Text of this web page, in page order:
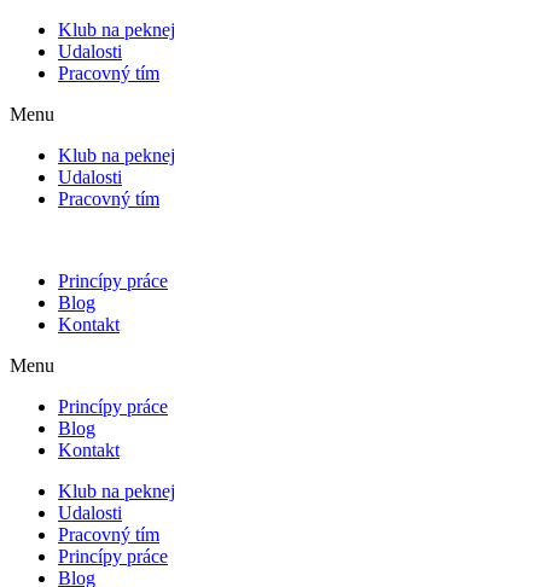
Klub na peknej
Udalosti
Pracovný tím
Menu
Klub na peknej
Udalosti
Pracovný tím
Princípy práce
Blog
Kontakt
Menu
Princípy práce
Blog
Kontakt
Klub na peknej
Udalosti
Pracovný tím
Princípy práce
Blog